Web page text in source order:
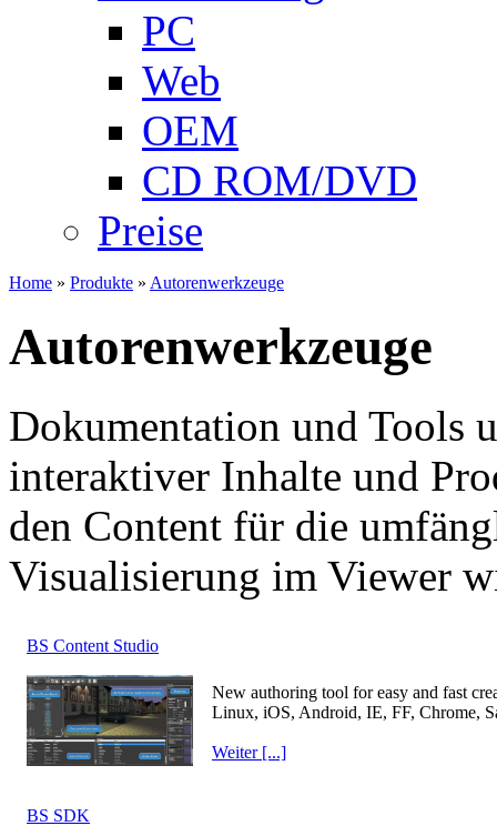
PC
Web
OEM
CD ROM/DVD
Preise
Home » Produkte » Autorenwerkzeuge
Autorenwerkzeuge
Dokumentation und Tools
interaktiver Inhalte und
den Content für die
Visualisierung im Viewer
BS Content Studio
New authoring tool for easy and fast
Linux, iOS, Android, IE, FF, Chrome,
Weiter [...]
BS SDK